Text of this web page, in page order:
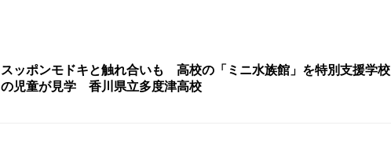
スッポンモドキと触れ合いも 高校の「ミニ水族館」を特別支援学校
の児童が見学 香川県立多度津高校